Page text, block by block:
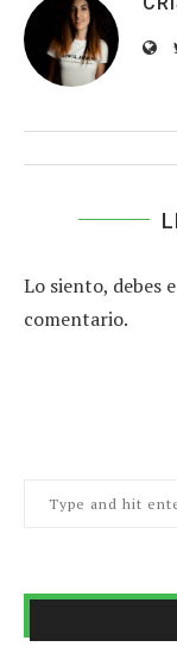
Lo siento, debes
comentario.